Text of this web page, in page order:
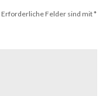
Erforderliche Felder sind mit*